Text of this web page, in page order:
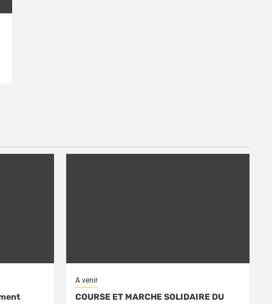
A venir
COURSE ET MARCHE SOLIDAIRE DU